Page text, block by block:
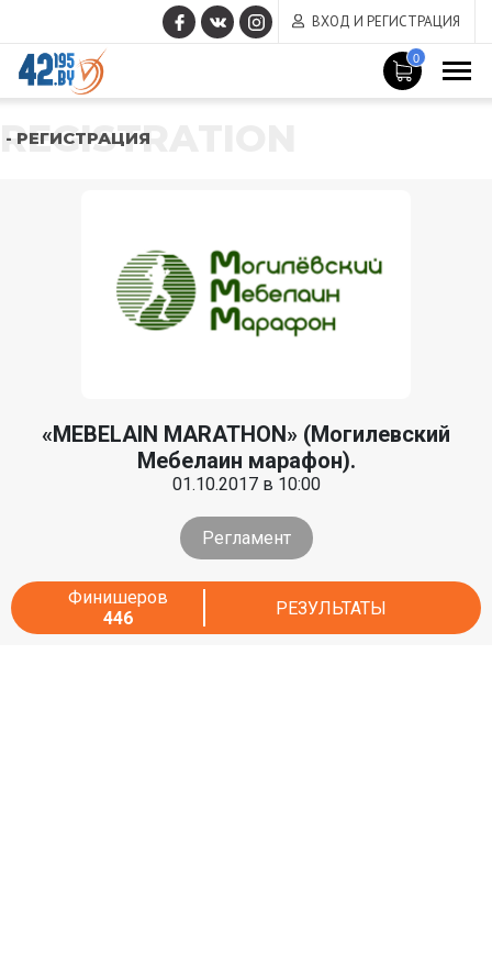
ВХОД И РЕГИСТРАЦИЯ
0
REGISTRATION
- РЕГИСТРАЦИЯ
«MEBELAIN MARATHON» (Могилевский
Мебелаин марафон).
01.10.2017 в 10:00
Регламент
Финишеров
446
РЕЗУЛЬТАТЫ